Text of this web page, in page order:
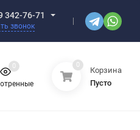
342-76-71
звонок
0 0
Корзина
Пусто